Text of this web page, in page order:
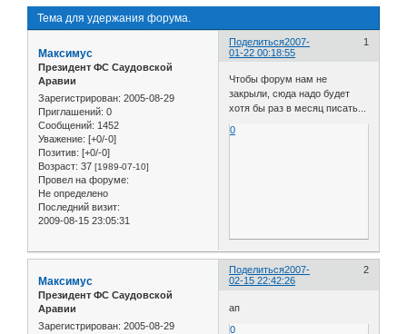
Тема для удержания форума.
Поделиться 1
2007-
01-22 00:18:55
Максимус
Президент ФС Саудовской
Аравии
Зарегистрирован: 2005-08-29
Приглашений: 0
Сообщений: 1452
Уважение: [+0/-0]
Позитив: [+0/-0]
Возраст: 37 [1989-07-10]
Провел на форуме:
Не определено
Последний визит:
2009-08-15 23:05:31
Чтобы форум нам не
закрыли, сюда надо будет
хотя бы раз в месяц писать...
0
Поделиться 2
2007-
02-15 22:42:26
Максимус
Президент ФС Саудовской
Аравии
Зарегистрирован: 2005-08-29
ап
0